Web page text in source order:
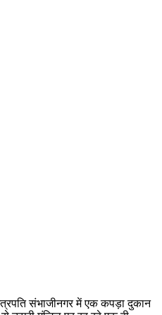
संभाजीनगर में एक कपड़ा दुकान